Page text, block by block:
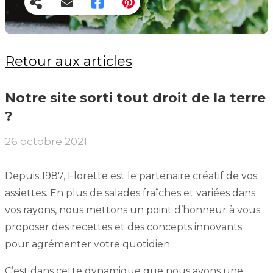
Retour aux articles
Notre site sorti tout droit de la terre
?
26 octobre 2021
Depuis 1987, Florette est le partenaire créatif de vos
assiettes. En plus de salades fraîches et variées dans
vos rayons, nous mettons un point d’honneur à vous
proposer des recettes et des concepts innovants
pour agrémenter votre quotidien.